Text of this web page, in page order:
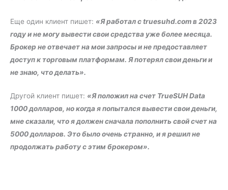
Еще один клиент пишет: «Я работал с truesuhd.com в 2023
году и не могу вывести свои средства уже более месяца.
Брокер не отвечает на мои запросы и не предоставляет
доступ к торговым платформам. Я потерял свои деньги и
не знаю, что делать».
Другой клиент пишет: «Я положил на счет TrueSUH Data
1000 долларов, но когда я попытался вывести свои деньги,
мне сказали, что я должен сначала пополнить свой счет на
5000 долларов. Это было очень странно, и я решил не
продолжать работу с этим брокером».